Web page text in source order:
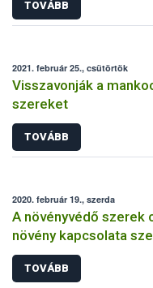
TOVÁBB
2021. február 25., csütörtök
Visszavonják a
szereket
TOVÁBB
2020. február 19., szerda
A növényvédő szerek
növény kapcsolata
TOVÁBB